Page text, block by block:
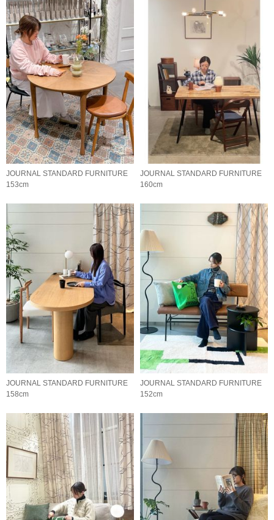
JOURNAL STANDARD FURNITURE
153cm
JOURNAL STANDARD FURNITURE
160cm
JOURNAL STANDARD FURNITURE
158cm
JOURNAL STANDARD FURNITURE
152cm